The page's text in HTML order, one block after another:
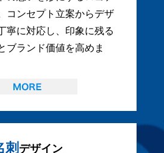
コンセプト立案からデザ
寧に対応し、印象に残る
ブランド価値を高めま
刺 デザイン